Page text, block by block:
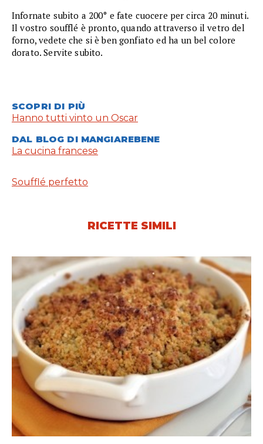
Infornate subito a 200° e fate cuocere per circa 20 minuti.
Il vostro soufflé è pronto, quando attraverso il vetro del
forno, vedete che si è ben gonfiato ed ha un bel colore
dorato. Servite subito.
SCOPRI DI PIÙ
Hanno tutti vinto un Oscar
DAL BLOG DI MANGIAREBENE
La cucina francese
Soufflé perfetto
RICETTE SIMILI